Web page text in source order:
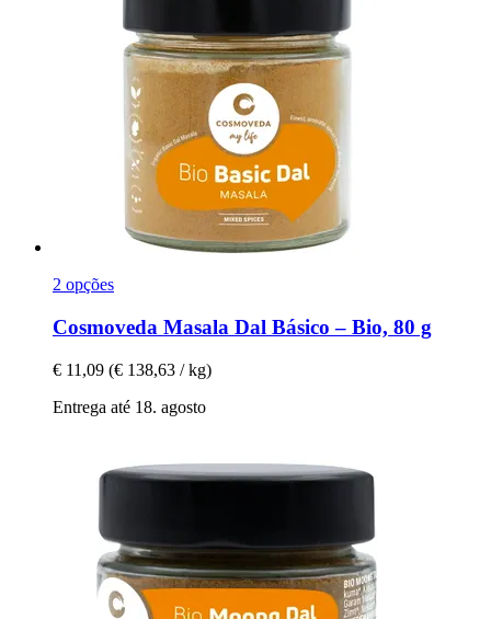
2 opções
Cosmoveda Masala Dal Básico – Bio, 80 g
€ 11,09 (€ 138,63 / kg)
Entrega até 18. agosto